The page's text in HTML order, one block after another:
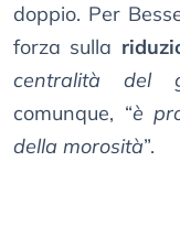
doppio. Per
forza sulla
centralità del
comunque, “è
della morosità”.